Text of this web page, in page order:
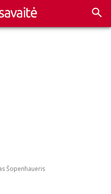
Šopenhaueris